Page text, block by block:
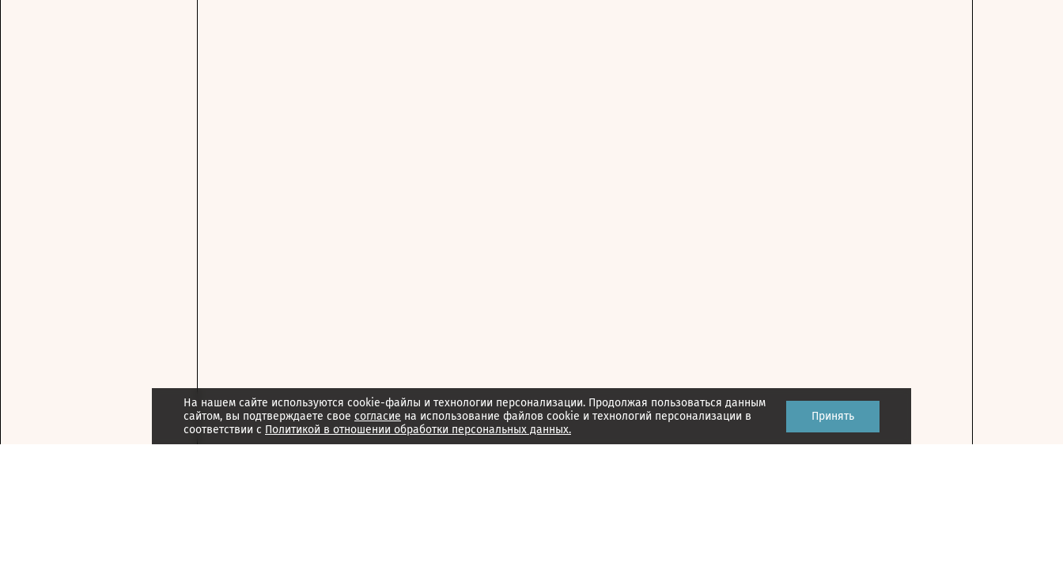
На нашем сайте используются cookie-файлы и технологии персонализации. Продолжая пользоваться данным
сайтом, вы подтверждаете свое согласие на использование файлов cookie и технологий персонализации в
соответствии с Политикой в отношении обработки персональных данных.
Принять